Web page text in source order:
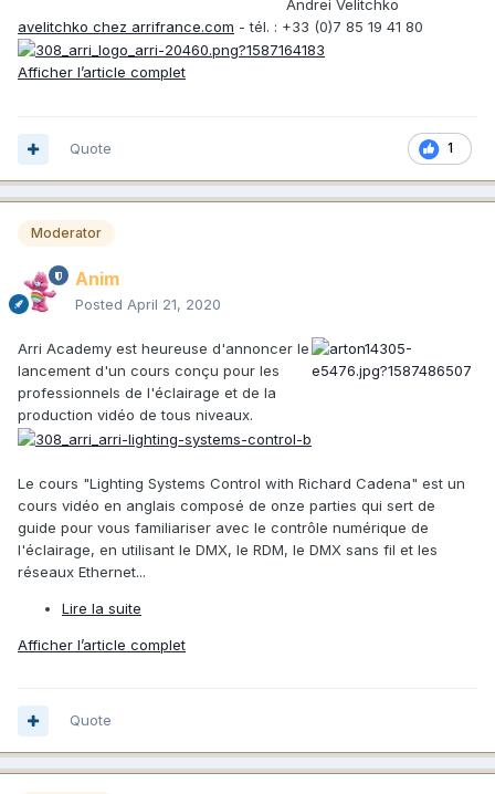
Andrei Velitchko
avelitchko chez arrifrance.com - tél. : +33 (0)7 85 19 41 80
Afficher l’article complet
1
Quote
Moderator
Anim
Posted April 21, 2020
Arri Academy est heureuse d'annoncer le
lancement d'un cours conçu pour les
professionnels de l'éclairage et de la
production vidéo de tous niveaux.
Le cours "Lighting Systems Control with Richard Cadena" est un
cours vidéo en anglais composé de onze parties qui sert de
guide pour vous familiariser avec le contrôle numérique de
l'éclairage, en utilisant le DMX, le RDM, le DMX sans fil et les
réseaux Ethernet...
Lire la suite
Afficher l’article complet
Quote